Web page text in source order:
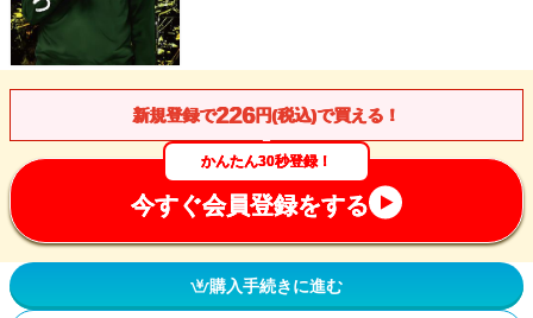
新規登録で226円(税込)で買える！
かんたん30秒登録！
今すぐ会員登録をする
購入手続きに進む